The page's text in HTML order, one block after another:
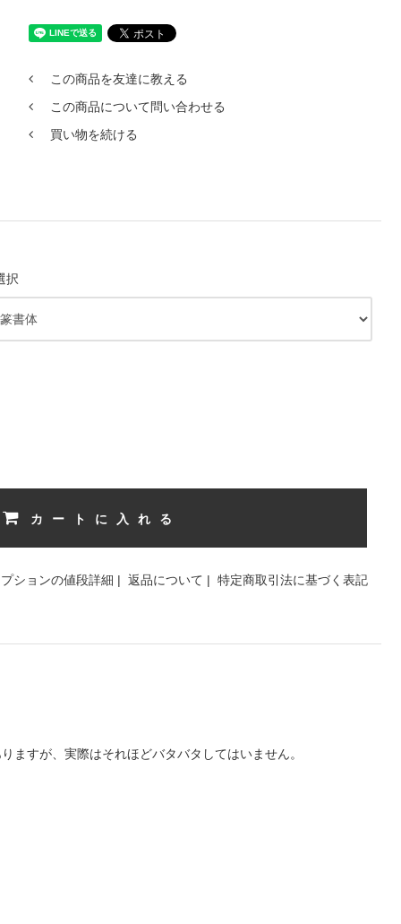
この商品を友達に教える
この商品について問い合わせる
買い物を続ける
択
カートに入れる
ションの値段詳細 | 返品について | 特定商取引法に基づく表記
ますが、実際はそれほどバタバタしてはいません。